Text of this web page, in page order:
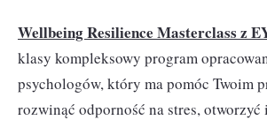
Wellbeing Resilience Masterclass z
klasy kompleksowy program
psychologów, który ma pomóc Twoim
rozwinąć odporność na stres,